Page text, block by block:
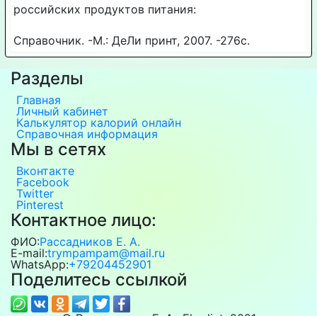
российских продуктов питания:
Справочник. -М.: ДеЛи принт, 2007. -276с.
Разделы
Главная
Личный кабинет
Калькулятор калорий онлайн
Справочная информация
Мы в сетях
Вконтакте
Facebook
Twitter
Pinterest
Контактное лицо:
ФИО:Рассадников Е. А.
E-mail:trympampam@mail.ru
WhatsApp:+79204452901
Поделитесь ссылкой